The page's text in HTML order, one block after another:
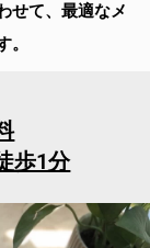
せて、最適なメ
歩1分